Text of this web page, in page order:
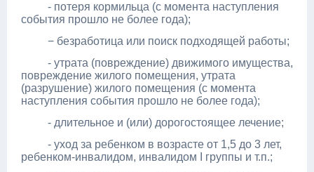
- потеря кормильца (с момента наступления
события прошло не более года);
− безработица или поиск подходящей работы;
- утрата (повреждение) движимого имущества,
повреждение жилого помещения, утрата
(разрушение) жилого помещения (с момента
наступления события прошло не более года);
- длительное и (или) дорогостоящее лечение;
- уход за ребенком в возрасте от 1,5 до 3 лет,
ребенком-инвалидом, инвалидом I группы и т.п.;